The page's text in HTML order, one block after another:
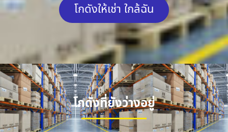
โกดังให้เช่า ใกล้ฉัน
โกดังที่ยังว่างอยู่